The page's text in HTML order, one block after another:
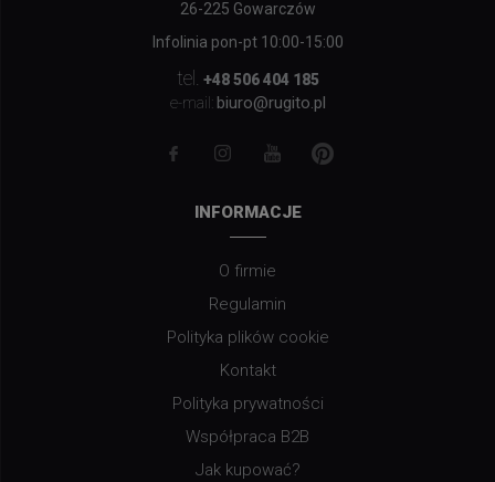
26-225 Gowarczów
Infolinia pon-pt 10:00-15:00
tel.
+48 506 404 185
e-mail: biuro@rugito.pl
INFORMACJE
O firmie
Regulamin
Polityka plików cookie
Kontakt
Polityka prywatności
Współpraca B2B
Jak kupować?